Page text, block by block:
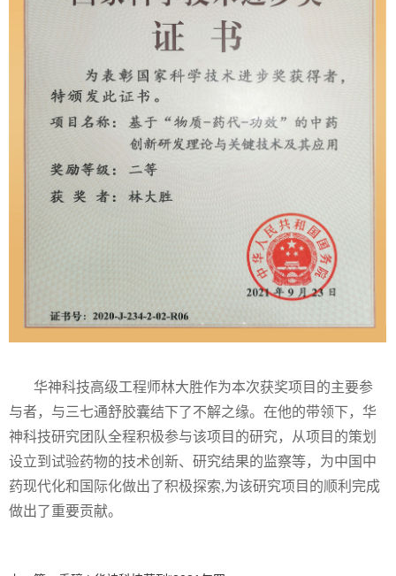
华神科技高级工程师林大胜作为本次获奖项目的主要参
与者，与三七通舒胶囊结下了不解之缘。在他的带领下，华
神科技研究团队全程积极参与该项目的研究，从项目的策划
设立到试验药物的技术创新、研究结果的监察等，为中国中
药现代化和国际化做出了积极探索,为该研究项目的顺利完成
做出了重要贡献。